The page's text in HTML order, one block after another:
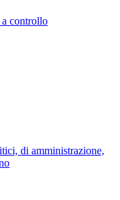
controllo
di amministrazione,